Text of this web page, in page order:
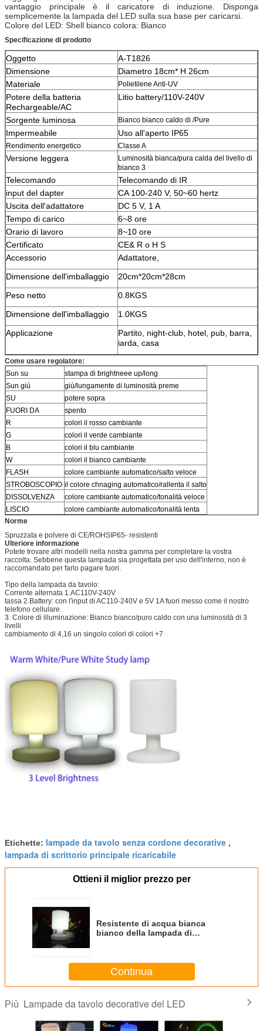
vantaggio principale è il caricatore di induzione. Disponga
semplicemente la lampada del LED sulla sua base per caricarsi.
Colore del LED: Shell bianco colora: Bianco
Specificazione di prodotto
Oggetto
A-T1826
Dimensione
Diametro 18cm* H 26cm
Materiale
Polietilene Anti-UV
Potere della batteria
Rechargeable/AC
Litio battery/110V-240V
Sorgente luminosa Bianco bianco caldo di /Pure
Impermeabile Uso all'aperto IP65
Rendimento energetico Classe A
Versione leggera
Luminosità bianca/pura calda del livello di
bianco 3
Telecomando
Telecomando di IR
input del dapter
CA 100-240 V; 50~60 hertz
Uscita dell'adattatore
DC 5 V, 1 A
Tempo di carico
6~8 ore
Orario di lavoro
8~10 ore
Certificato
CE& R o H S
Accessorio
Adattatore,
Dimensione dell'imballaggio
20cm*20cm*28cm
Peso netto
0.8KGS
Dimensione dell'imballaggio
1.0KGS
Applicazione
Partito, night-club, hotel, pub, barra,
iarda, casa
Come usare regolatore:
Sun su
stampa di brightneee up/long
Sun giù
giù/lungamente di luminosità preme
SU
potere sopra
FUORI DA
spento
R
colori il rosso cambiante
G
colori il verde cambiante
B
colori il blu cambiante
W
colori il bianco cambiante
FLASH
colore cambiante automatico/salto veloce
STROBOSCOPIO il colore chnaging automatico/rallenta il salto
DISSOLVENZA
colore cambiante automatico/tonalità veloce
LISCIO
colore cambiante automatico/tonalità lenta
Norme
Spruzzata e polvere di CE/ROHSIP65- resistenti
Ulteriore informazione
Potete trovare altri modelli nella nostra gamma per completare la vostra
raccolta. Sebbene questa lampada sia progettata per uso dell'interno, non è
raccomandato per farlo pagare fuori.
Tipo della lampada da tavolo:
Corrente alternata 1.AC110V-240V
tassa 2.Battery: con l'input di AC110-240V e 5V 1A fuori messo come il nostro
telefono cellulare.
3. Colore di illuminazione: Bianco bianco/puro caldo con una luminosità di 3
livelli
cambiamento di 4,16 un singolo colori di colori +7
Etichette: lampade da tavolo senza cordone decorative ,
lampada di scrittorio principale ricaricabile
Ottieni il miglior prezzo per
Resistente di acqua bianca
bianco della lampada di
Continua
Più Lampade da tavolo decorative del LED